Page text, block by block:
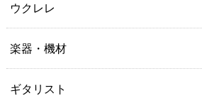
ウクレレ
楽器・機材
ギタリスト